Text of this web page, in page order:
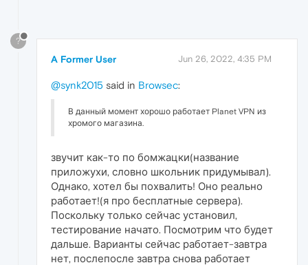
?
A Former User Jun 26, 2022, 4:35 PM
@synk2015 said in Browsec:
В данный момент хорошо работает Planet VPN из
хромого магазина.
звучит как-то по бомжацки(название
приложухи, словно школьник придумывал).
Однако, хотел бы похвалить! Оно реально
работает!(я про бесплатные сервера).
Поскольку только сейчас установил,
тестирование начато. Посмотрим что будет
дальше. Варианты сейчас работает-завтра
нет, послепосле завтра снова работает